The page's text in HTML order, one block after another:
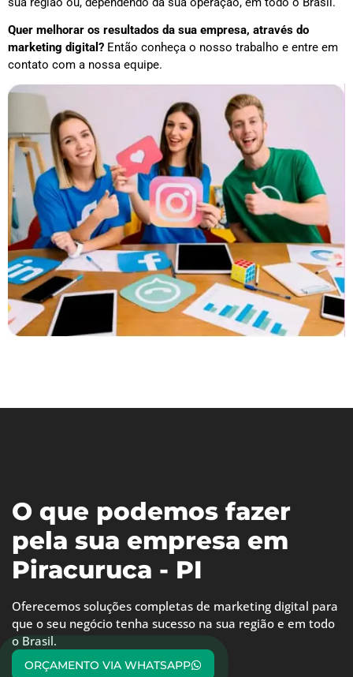
Quer melhorar os resultados da sua empresa, através do
marketing digital? Então conheça o nosso trabalho e entre em
contato com a nossa equipe.
O que podemos fazer
pela sua empresa em
Piracuruca - PI
Oferecemos soluções completas de marketing digital para
que o seu negócio tenha sucesso na sua região e em todo
o Brasil.
ORÇAMENTO VIA WHATSAPP